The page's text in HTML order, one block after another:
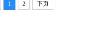
1 2 下页